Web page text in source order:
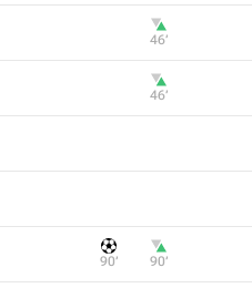
46‎’‎
46‎’‎
90‎’‎
90‎’‎